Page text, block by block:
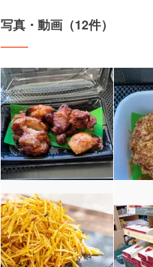
写真・動画（12件）